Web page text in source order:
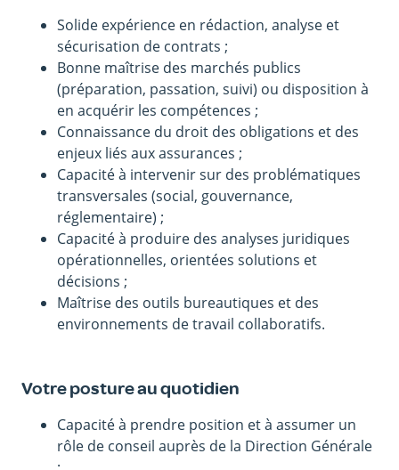
Solide expérience en rédaction, analyse et
sécurisation de contrats ;
Bonne maîtrise des marchés publics
(préparation, passation, suivi) ou disposition à
en acquérir les compétences ;
Connaissance du droit des obligations et des
enjeux liés aux assurances ;
Capacité à intervenir sur des problématiques
transversales (social, gouvernance,
réglementaire) ;
Capacité à produire des analyses juridiques
opérationnelles, orientées solutions et
décisions ;
Maîtrise des outils bureautiques et des
environnements de travail collaboratifs.
Votre posture au quotidien
Capacité à prendre position et à assumer un
rôle de conseil auprès de la Direction Générale